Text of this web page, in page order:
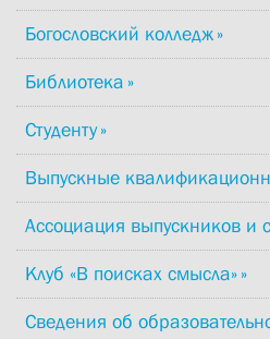
Богословский колледж
Библиотека
Студенту
Выпускные
Ассоциация выпускников и
Клуб «В поисках смысла»
Сведения об